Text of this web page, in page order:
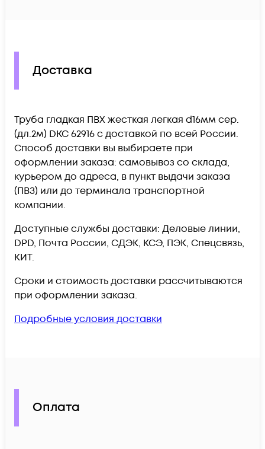
Доставка
Труба гладкая ПВХ жесткая легкая d16мм сер.
(дл.2м) DKC 62916 c доставкой по всей России.
Способ доставки вы выбираете при
оформлении заказа: самовывоз со склада,
курьером до адреса, в пункт выдачи заказа
(ПВЗ) или до терминала транспортной
компании.
Доступные службы доставки: Деловые линии,
DPD, Почта России, СДЭК, КСЭ, ПЭК, Спецсвязь,
КИТ.
Сроки и стоимость доставки рассчитываются
при оформлении заказа.
Подробные условия доставки
Оплата